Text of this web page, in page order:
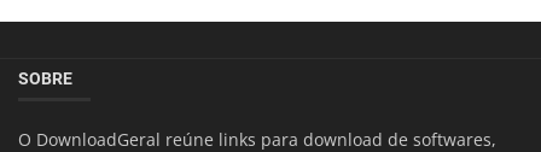
SOBRE
O DownloadGeral reúne links para download de softwares,